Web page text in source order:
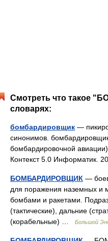
Смотреть что такое
словарях:
бомбардировщик —
синонимов.
бомбардировочной
Контекст 5.0 Информатик.
БОМБАРДИРОВЩИК —
для поражения наземных и
бомбами и ракетами.
(тактические), дальние
(корабельные) …
Большой